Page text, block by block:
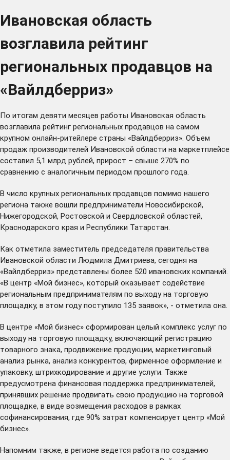
Ивановская область
возглавила рейтинг
региональных продавцов на
«Вайлдберриз»
По итогам девяти месяцев работы Ивановская область
возглавила рейтинг региональных продавцов на самом
крупном онлайн-ритейлере страны «Вайлдберриз». Объем
продаж производителей Ивановской области на маркетплейсе
составил 5,1 млрд рублей, прирост – свыше 270% по
сравнению c аналогичным периодом прошлого года.
В число крупных региональных продавцов помимо нашего
региона также вошли предприниматели Новосибирской,
Нижегородской, Ростовской и Свердловской областей,
Краснодарского края и Республики Татарстан.
Как отметила заместитель председателя правительства
Ивановской области Людмила Дмитриева, сегодня на
«Вайлдберриз» представлены более 520 ивановских компаний.
«В центр «Мой бизнес», который оказывает содействие
региональным предпринимателям по выходу на торговую
площадку, в этом году поступило 135 заявок», - отметила она.
В центре «Мой бизнес» сформирован целый комплекс услуг по
выходу на торговую площадку, включающий регистрацию
товарного знака, продвижение продукции, маркетинговый
анализ рынка, анализ конкурентов, фирменное оформление и
упаковку, штрихкодирование и другие услуги. Также
предусмотрена финансовая поддержка предпринимателей,
принявших решение продвигать свою продукцию на торговой
площадке, в виде возмещения расходов в рамках
софинансирования, где 90% затрат компенсирует центр «Мой
бизнес».
Напомним также, в регионе ведется работа по созданию